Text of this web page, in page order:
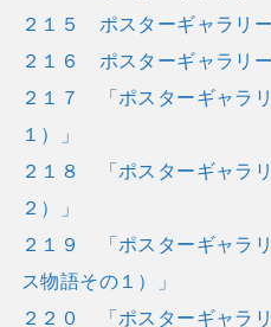
２１５ ポスターギャラリー
２１６ ポスターギャラリ
２１７ 「ポスターギャラ
１）」
２１８ 「ポスターギャラ
２）」
２１９ 「ポスターギャラ
ス物語その１）」
２２０ 「ポスターギャラ